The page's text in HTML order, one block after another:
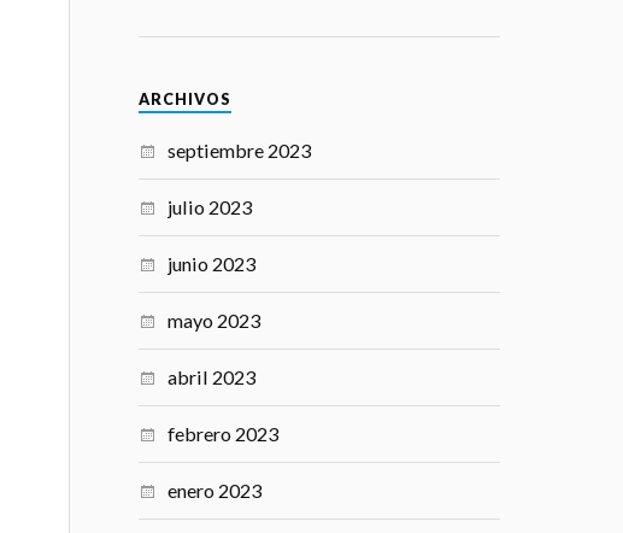
ARCHIVOS
septiembre 2023
julio 2023
junio 2023
mayo 2023
abril 2023
febrero 2023
enero 2023